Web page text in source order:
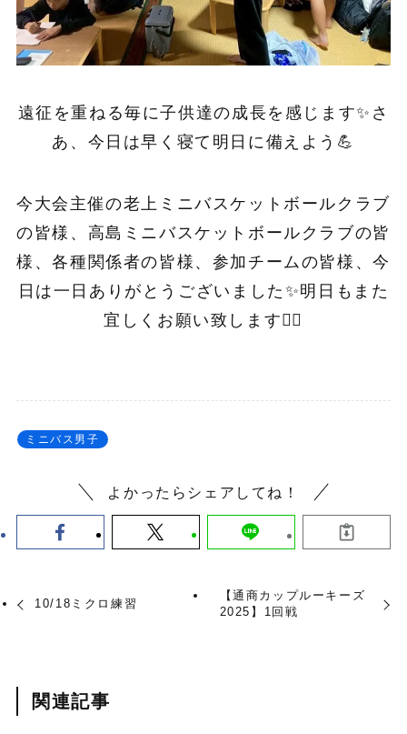
遠征を重ねる毎に子供達の成長を感じます✨さ
あ、今日は早く寝て明日に備えよう💪
今大会主催の老上ミニバスケットボールクラブ
の皆様、高島ミニバスケットボールクラブの皆
様、各種関係者の皆様、参加チームの皆様、今
日は一日ありがとうございました✨明日もまた
宜しくお願い致します🙇‍♀️
ミニバス男子
よかったらシェアしてね！
10/18ミクロ練習
【通商カップルーキーズ
2025】1回戦
関連記事